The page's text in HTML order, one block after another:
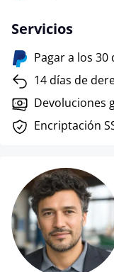
Servicios
Pagar a los 30
14 días de
Devoluciones
Encriptación